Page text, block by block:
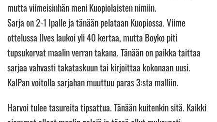
mutta viimeisinhän meni Kuopiolaisten nimiin.
Sarja on 2-1 Ipalle ja tänään pelataan Kuopiossa. Viime
ottelussa Ilves laukoi yli 40 kertaa, mutta Boyko piti
tupsukorvat maalin verran takana. Tänään on paikka taittaa
sarjaa vahvasti takataskuun tai kirjoittaa kokonaan uusi.
KalPan voitolla sarjahan muuttuu paras 3:sta malliin.
Harvoi tulee tasureita tipsattua. Tänään kuitenkin sitä. Kaikki